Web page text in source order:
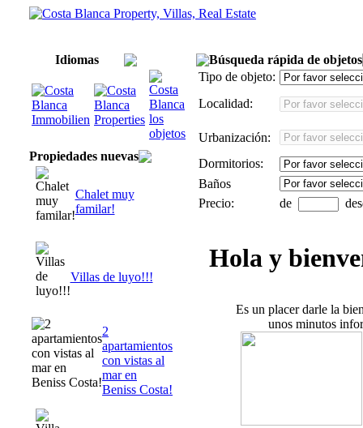
Idiomas
Propiedades nuevas
Chalet muy
familar!
Villas de luyo!!!
2
apartamientos
con vistas al
mar en
Beniss Costa!
Búsqueda rápida de objetos
Tipo de objeto:
Localidad:
Urbanización:
Dormitorios:
Baños
Precio:
de
Hola y
Es un placer darle la
unos minutos